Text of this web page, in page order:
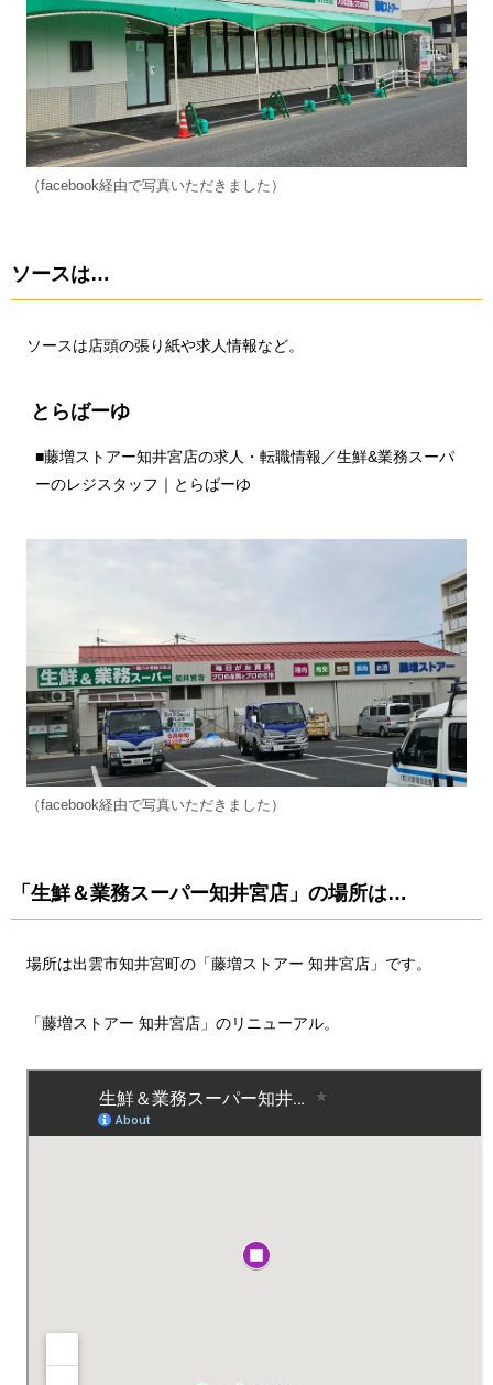
（facebook経由で写真いただきました）
ソースは…
ソースは店頭の張り紙や求人情報など。
とらばーゆ
■藤増ストアー知井宮店の求人・転職情報／生鮮&業務スーパ
ーのレジスタッフ｜とらばーゆ
（facebook経由で写真いただきました）
「生鮮＆業務スーパー知井宮店」の場所は…
場所は出雲市知井宮町の「藤増ストアー 知井宮店」です。
「藤増ストアー 知井宮店」のリニューアル。